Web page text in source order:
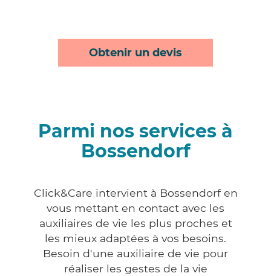
Obtenir un devis
Parmi nos services à
Bossendorf
Click&Care intervient à Bossendorf en
vous mettant en contact avec les
auxiliaires de vie les plus proches et
les mieux adaptées à vos besoins.
Besoin d'une auxiliaire de vie pour
réaliser les gestes de la vie